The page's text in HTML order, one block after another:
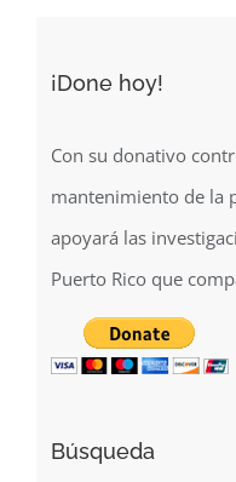
¡Done hoy!
Con su donativo
mantenimiento de la
apoyará las
Puerto Rico que
Búsqueda